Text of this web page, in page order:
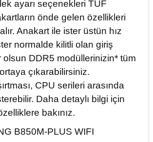
ayarı seçenekleri TUF
önde gelen özellikleri
Anakart ile ister üstün hız
normalde kilitli olan giriş
olsun DDR5 modüllerinizin* tüm
çıkarabilirsiniz.
CPU serileri arasında
Daha detaylı bilgi için
bakınız.